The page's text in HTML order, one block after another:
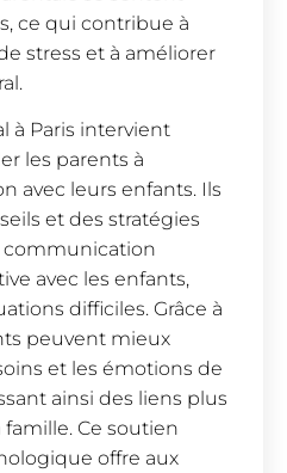
ce qui contribue à
stress et à améliorer
à Paris intervient
les parents à
avec leurs enfants. Ils
et des stratégies
avec les enfants,
difficiles. Grâce à
peuvent mieux
et les émotions de
ainsi des liens plus
Ce soutien
offre aux